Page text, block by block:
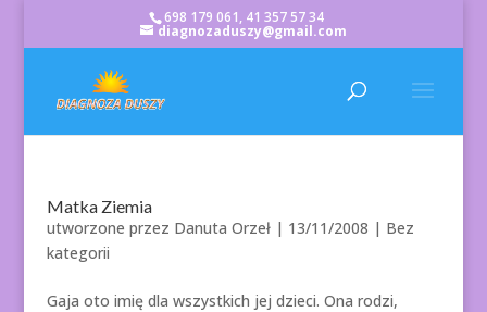
698 179 061, 41 357 57 34
diagnozaduszy@gmail.com
Matka Ziemia
utworzone przez Danuta Orzeł| 13/11/2008 | Bez
kategorii
Gaja oto imię dla wszystkich jej dzieci. Ona rodzi,